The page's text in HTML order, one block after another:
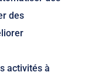
des
activités à